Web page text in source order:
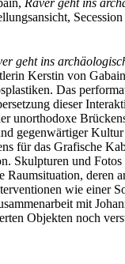
Raver geht ins
geht ins
Kerstin von
Das
dieser
unorthodoxe
gegenwärtiger
für das Grafische
Skulpturen und
Raumsituation, deren
wie einer
mit
Objekten noch